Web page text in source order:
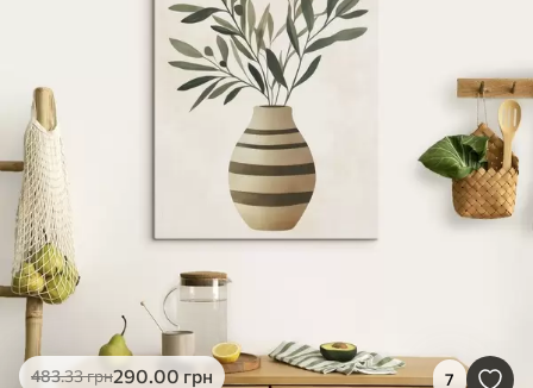
483.33грн290 .00 грн 7